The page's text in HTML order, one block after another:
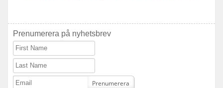
Prenumerera på nyhetsbrev
First Name
Last Name
Email
Prenumerera